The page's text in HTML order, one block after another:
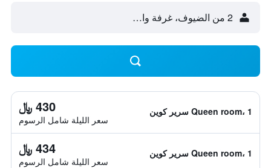
2 من الضيوف، غرفة واحدة
Queen room، 1 سرير كوين 430 ﷼
سعر الليلة شامل الرسوم
Queen room، 1 سرير كوين 434 ﷼
سعر الليلة شامل الرسوم